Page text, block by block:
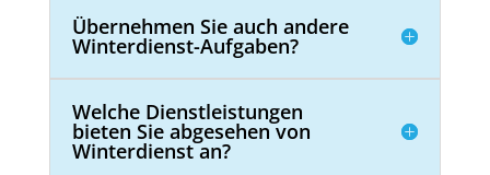
Übernehmen Sie auch andere
Winterdienst-Aufgaben?
Welche Dienstleistungen
bieten Sie abgesehen von
Winterdienst an?